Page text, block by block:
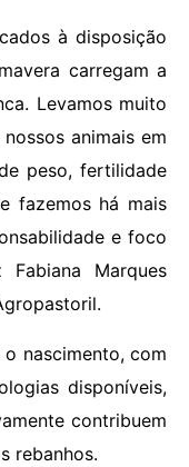
à disposição
carregam a
Levamos muito
animais em
peso, fertilidade
fazemos há mais
e foco
Marques
nascimento, com
disponíveis,
contribuem
rebanhos.